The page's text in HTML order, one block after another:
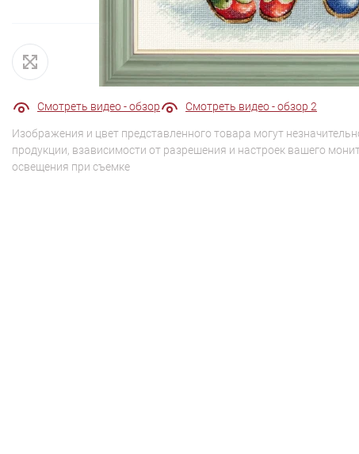
Смотреть видео - обзор Смотреть видео - обзор 2
Изображения и цвет представленного товара могут
продукции, взависимости от разрешения и настроек вашего
освещения при съемке